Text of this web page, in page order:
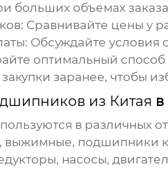
больших объемах
Сравнивайте цены у
Обсуждайте условия
оптимальный способ
заранее, чтобы
из Китая
в различных
выжимные, подшипники
насосы,